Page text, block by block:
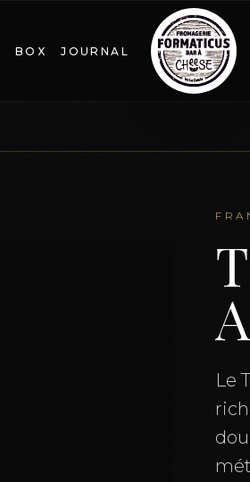
BOX JOURNAL
Le